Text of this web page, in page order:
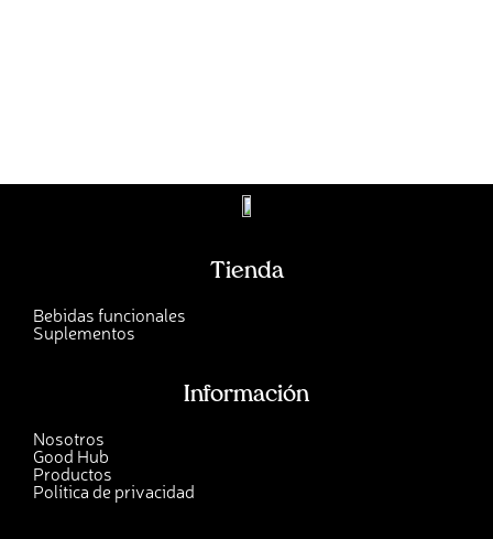
Tienda
Bebidas funcionales
Suplementos
Información
Nosotros
Good Hub
Productos
Política de privacidad